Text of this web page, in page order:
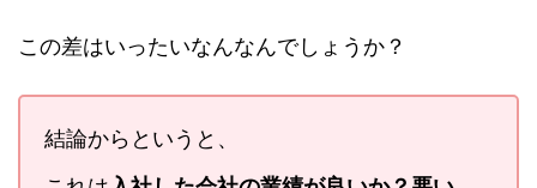
この差はいったいなんなんでしょうか？
結論からというと、